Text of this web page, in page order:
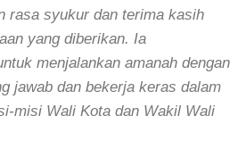
rasa syukur dan terima kasih
yang diberikan. Ia
menjalankan amanah dengan
jawab dan bekerja keras dalam
misi Wali Kota dan Wakil Wali